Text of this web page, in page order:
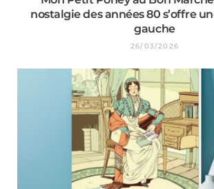
nostalgie des années 80 s’offre
gauche
26/03/2026